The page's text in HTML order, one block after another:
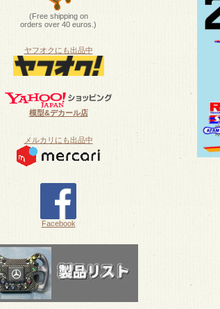
(Free shipping on
orders over 40 euros.)
ヤフオクにも出品中
模型&デカール店
メルカリにも出品中
Facebook